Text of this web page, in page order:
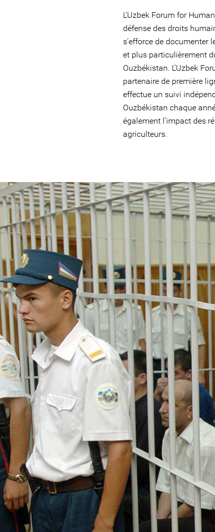
L’Uzbek Forum for
défense des droits
s’efforce de
et plus particulièrement
Ouzbékistan. L’Uzbek
partenaire de première
effectue un suivi
Ouzbékistan chaque
également l’impact des
agriculteurs.
#Uzbekistan-
general-
context.jpg